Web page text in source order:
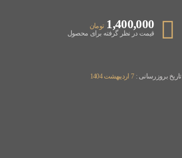
1,400,000 تومان
قیمت در نظر گرفته برای محصول
تاریخ بروزرسانی :7 اردیبهشت 1404